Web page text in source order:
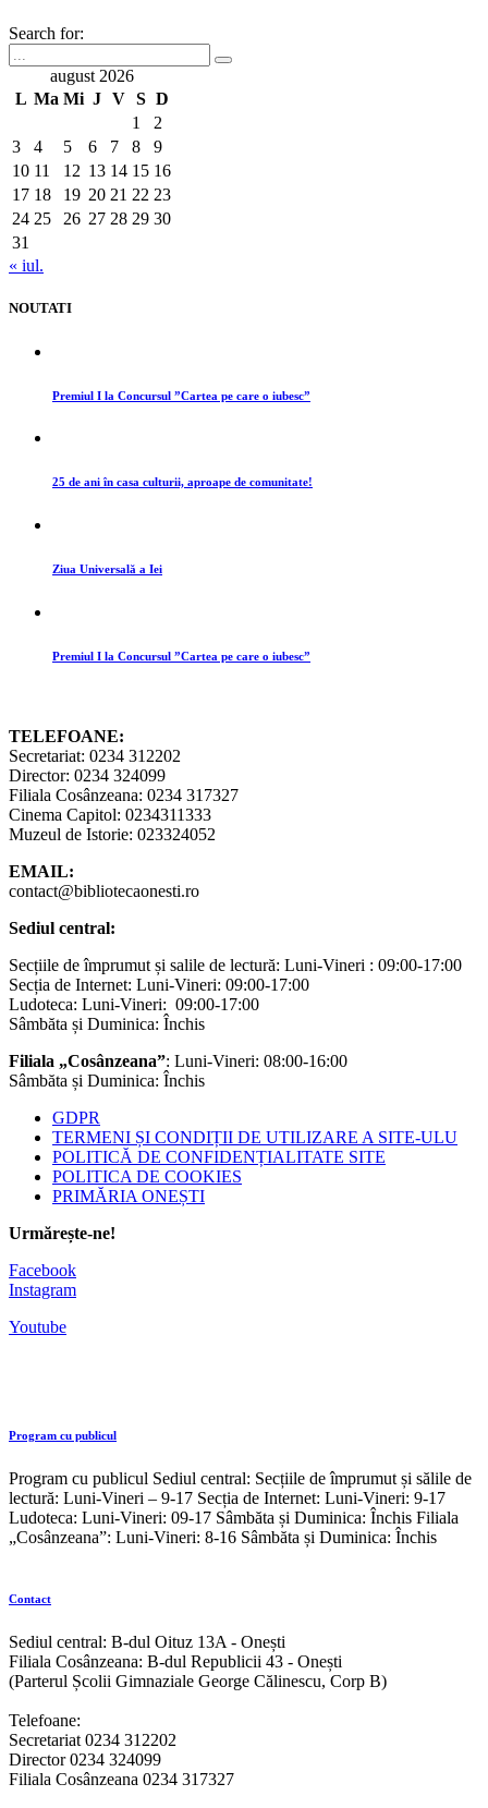
Search for:
august 2026
L Ma Mi J V S D
1
2
3
4 5 6 7 8
9
10 11 12 13 14 15 16
17 18 19 20 21 22 23
24 25 26 27 28 29 30
31
« iul.
NOUTATI
Premiul I la Concursul ”Cartea pe care o iubesc”
25 de ani în casa culturii, aproape de comunitate!
Ziua Universală a Iei
Premiul I la Concursul ”Cartea pe care o iubesc”
TELEFOANE:
Secretariat: 0234 312202
Director: 0234 324099
Filiala Cosânzeana: 0234 317327
Cinema Capitol: 0234311333
Muzeul de Istorie: 023324052
EMAIL:
contact@bibliotecaonesti.ro
Sediul central:
Secțiile de împrumut și salile de lectură: Luni-Vineri : 09:00-17:00
Secția de Internet: Luni-Vineri: 09:00-17:00
Ludoteca: Luni-Vineri: 09:00-17:00
Sâmbăta și Duminica: Închis
Filiala „Cosânzeana”: Luni-Vineri: 08:00-16:00
Sâmbăta și Duminica: Închis
GDPR
TERMENI ȘI CONDIȚII DE UTILIZARE A SITE-ULU
POLITICĂ DE CONFIDENȚIALITATE SITE
POLITICA DE COOKIES
PRIMĂRIA ONEȘTI
Urmărește-ne!
Facebook
Instagram
Youtube
Program cu publicul
Program cu publicul Sediul central: Secțiile de împrumut și sălile de
lectură: Luni-Vineri – 9-17 Secția de Internet: Luni-Vineri: 9-17
Ludoteca: Luni-Vineri: 09-17 Sâmbăta și Duminica: Închis Filiala
„Cosânzeana”: Luni-Vineri: 8-16 Sâmbăta și Duminica: Închis
Contact
Sediul central: B-dul Oituz 13A - Onești
Filiala Cosânzeana: B-dul Republicii 43 - Onești
(Parterul Școlii Gimnaziale George Călinescu, Corp B)
Telefoane:
Secretariat 0234 312202
Director 0234 324099
Filiala Cosânzeana 0234 317327